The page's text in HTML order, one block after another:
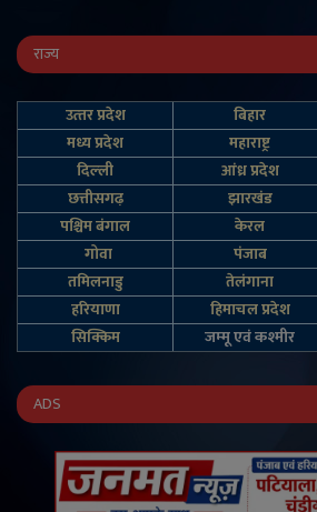
राज्य
उत्‍तर प्रदेश बिहार
मध्य प्रदेश
महाराष्ट्र
दिल्‍ली
आंध्र प्रदेश
छत्तीसगढ़
झारखंड
पश्चिम बंगाल
केरल
गोवा
पंजाब
तमिलनाडु
तेलंगाना
हरियाणा
हिमाचल प्रदेश
सिक्किम
जम्‍मू एवं कश्‍मीर
ADS